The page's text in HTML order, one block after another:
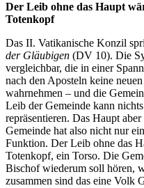
Der Leib ohne das Haupt
Totenkopf
Das II. Vatikanische Konzil
der Gläubigen (DV 10). Die
vergleichbar, die in einer
nach den Aposteln keine
wahrnehmen – und die
Leib der Gemeinde kann
repräsentieren. Das Haupt
Gemeinde hat also nicht nur
Funktion. Der Leib ohne das
Totenkopf, ein Torso. Die
Bischof wiederum soll hören,
zusammen sind das eine Volk